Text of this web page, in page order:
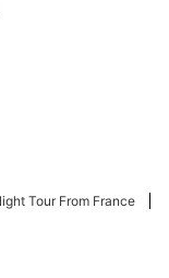
Tour From France